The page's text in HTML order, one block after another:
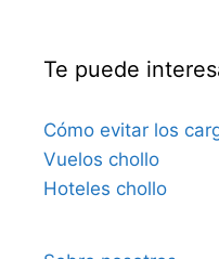
Te puede
Cómo evitar los
Vuelos chollo
Hoteles chollo